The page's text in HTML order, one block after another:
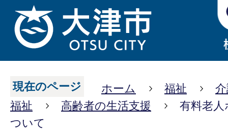
現在のページ ホーム 福祉
福祉
高齢者の生活支援
有料老人
ついて